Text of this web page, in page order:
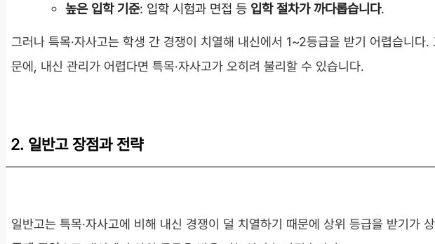
높은 입학 기준: 입학 시험과 면접 등 입학 절차가 까다롭습니다.
그러나 특목·자사고는 학생 간 경쟁이 치열해 내신에서 1~2등급을 받기 어렵습니다.
문에, 내신 관리가 어렵다면 특목·자사고가 오히려 불리할 수 있습니다.
2. 일반고 장점과 전략
일반고는 특목·자사고에 비해 내신 경쟁이 덜 치열하기 때문에 상위 등급을 받기가